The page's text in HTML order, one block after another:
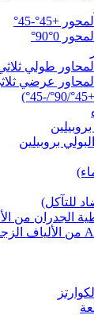
+45°-45°
0°90°
طولي ثلاثي
عرضي ثلاثي
بروبيلين
للتآكل)
الجدران من